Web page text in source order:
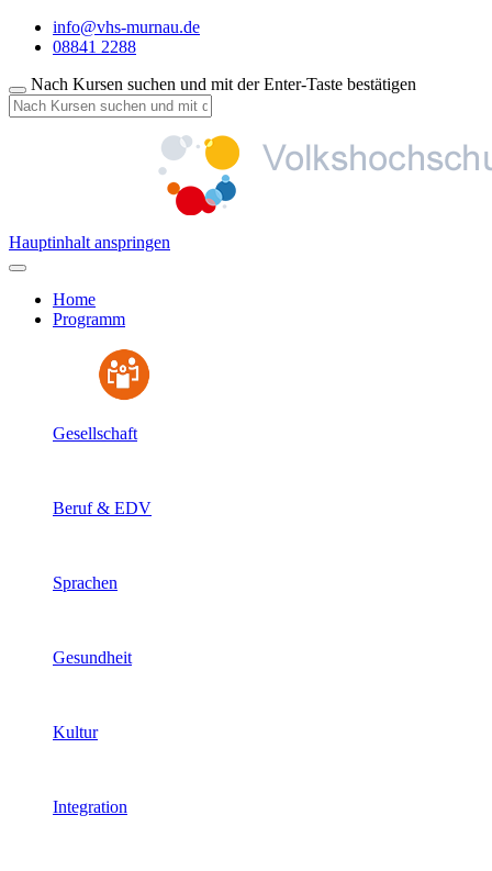
info@vhs-murnau.de
08841 2288
Nach Kursen suchen und mit der Enter-Taste bestätigen
Hauptinhalt anspringen
Home
Programm
Gesellschaft
Beruf & EDV
Sprachen
Gesundheit
Kultur
Integration